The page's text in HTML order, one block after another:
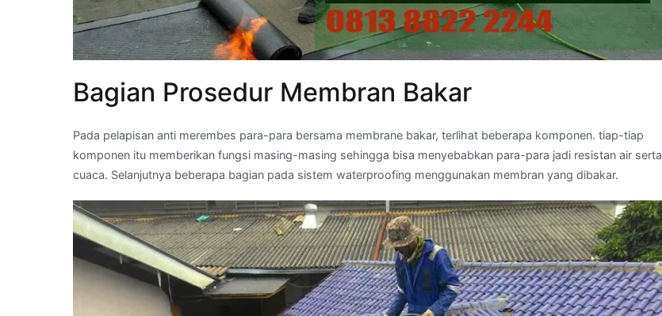
Bagian Prosedur Membran Bakar
Pada pelapisan anti merembes para-para bersama membrane bakar, terlihat beberapa komponen. tiap-tiap
komponen itu memberikan fungsi masing-masing sehingga bisa menyebabkan para-para jadi resistan air serta
cuaca. Selanjutnya beberapa bagian pada sistem waterproofing menggunakan membran yang dibakar.